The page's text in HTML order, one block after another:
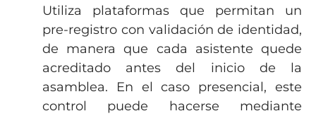
Utiliza plataformas que permitan un
pre-registro con validación de identidad,
de manera que cada asistente quede
acreditado antes del inicio de la
asamblea. En el caso presencial, este
control puede hacerse mediante